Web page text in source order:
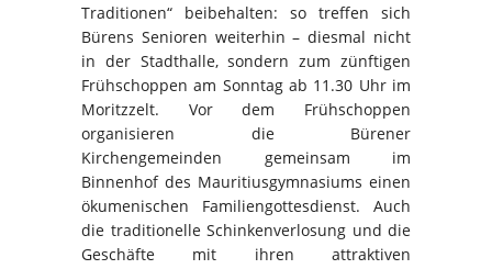
Traditionen“ beibehalten: so treffen sich
Bürens Senioren weiterhin – diesmal nicht
in der Stadthalle, sondern zum zünftigen
Frühschoppen am Sonntag ab 11.30 Uhr im
Moritzzelt. Vor dem Frühschoppen
organisieren die Bürener
Kirchengemeinden gemeinsam im
Binnenhof des Mauritiusgymnasiums einen
ökumenischen Familiengottesdienst. Auch
die traditionelle Schinkenverlosung und die
Geschäfte mit ihren attraktiven